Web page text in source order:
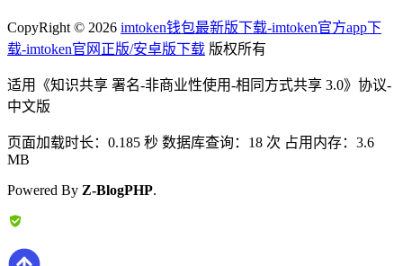
CopyRight © 2026 imtoken钱包最新版下载-imtoken官方app下
载-imtoken官网正版/安卓版下载 版权所有
适用《知识共享 署名-非商业性使用-相同方式共享 3.0》协议-
中文版
页面加载时长：0.185 秒 数据库查询：18 次 占用内存：3.6
MB
Powered By Z-BlogPHP.